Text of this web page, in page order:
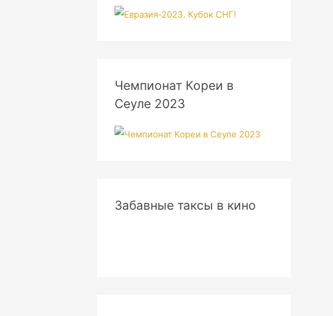
Чемпионат Кореи в
Сеуле 2023
Забавные таксы в кино